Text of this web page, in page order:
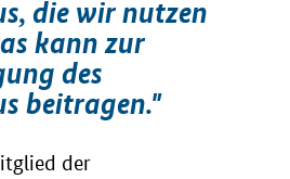
die wir nutzen
kann zur
des
beitragen."
der